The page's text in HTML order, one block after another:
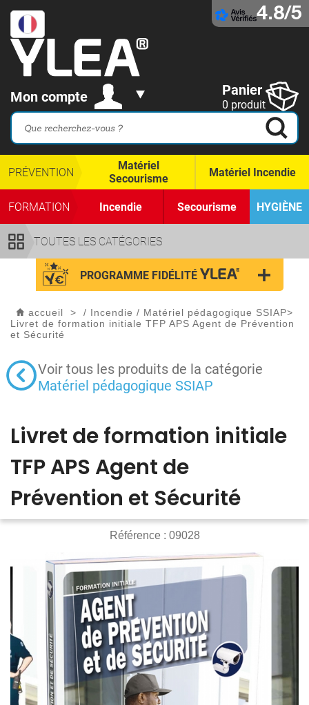
4.8/5
Mon compte Panier
0 produit
TOUTES LES CATÉGORIES
PRÉVENTION
Matériel
Secourisme
Matériel Incendie
FORMATION Incendie Secourisme HYGIÈNE
PROGRAMME FIDÉLITÉ
accueil > / Incendie / Matériel pédagogique SSIAP>
Livret de formation initiale TFP APS Agent de Prévention
et Sécurité
Voir tous les produits de la catégorie
Matériel pédagogique SSIAP
Livret de formation initiale
TFP APS Agent de
Prévention et Sécurité
Référence : 09028